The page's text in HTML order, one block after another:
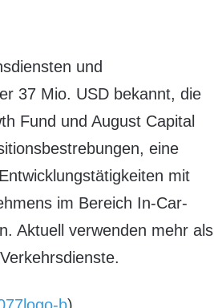
und
37 Mio. USD bekannt, die
Fund und August Capital
eine
mit
im Bereich In-Car-
Aktuell verwenden mehr als